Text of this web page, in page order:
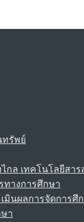
ทรัพย์
กล เทคโนโลยีสา
างการศึกษา
มินผลการจัดการศึ
า